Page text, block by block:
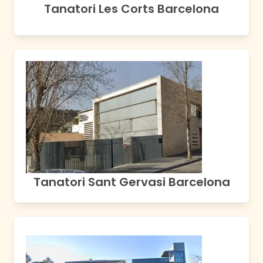
Tanatori Les Corts Barcelona
Tanatori Sant Gervasi Barcelona